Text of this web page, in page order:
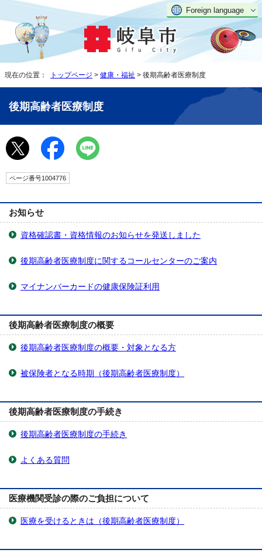
Foreign language
現在の位置： トップページ > 健康・福祉 > 後期高齢者医療制度
後期高齢者医療制度
ページ番号1004776
お知らせ
資格確認書・資格情報のお知らせを発送しました
後期高齢者医療制度に関するコールセンターのご案内
マイナンバーカードの健康保険証利用
後期高齢者医療制度の概要
後期高齢者医療制度の概要・対象となる方
被保険者となる時期（後期高齢者医療制度）
後期高齢者医療制度の手続き
後期高齢者医療制度の手続き
よくある質問
医療機関受診の際のご負担について
医療を受けるときは（後期高齢者医療制度）